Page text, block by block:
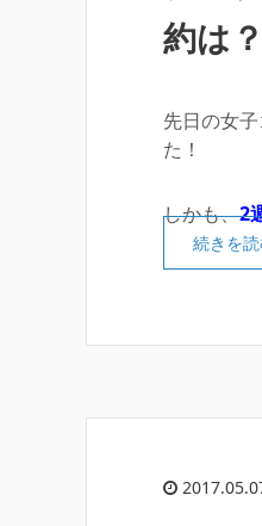
約は？
先日の女
た！
しかも、2
続きを